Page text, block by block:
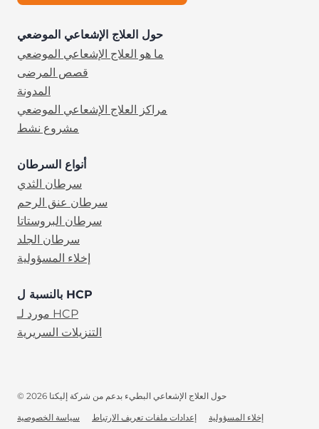
حول العلاج الإشعاعي الموضعي
ما هو العلاج الإشعاعي الموضعي
قصص المرضى
المدونة
مراكز العلاج الإشعاعي الموضعي
مشروع نشط
أنواع السرطان
سرطان الثدي
سرطان عنق الرحم
سرطان البروستاتا
سرطان الجلد
إخلاء المسؤولية
بالنسبة ل HCP
مورد لـ HCP
التنزيلات السريرية
© 2026 حول العلاج الإشعاعي البطيء بدعم من شركة إليكتا
سياسة الخصوصية
إعدادات ملفات تعريف الارتباط
إخلاء المسؤولية